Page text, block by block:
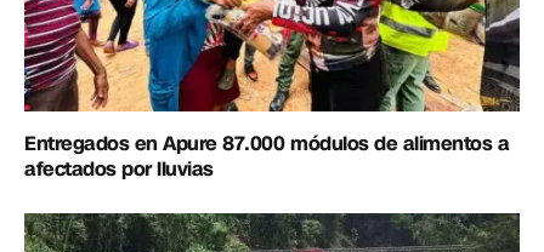
Entregados en Apure 87.000 módulos de alimentos a
afectados por lluvias